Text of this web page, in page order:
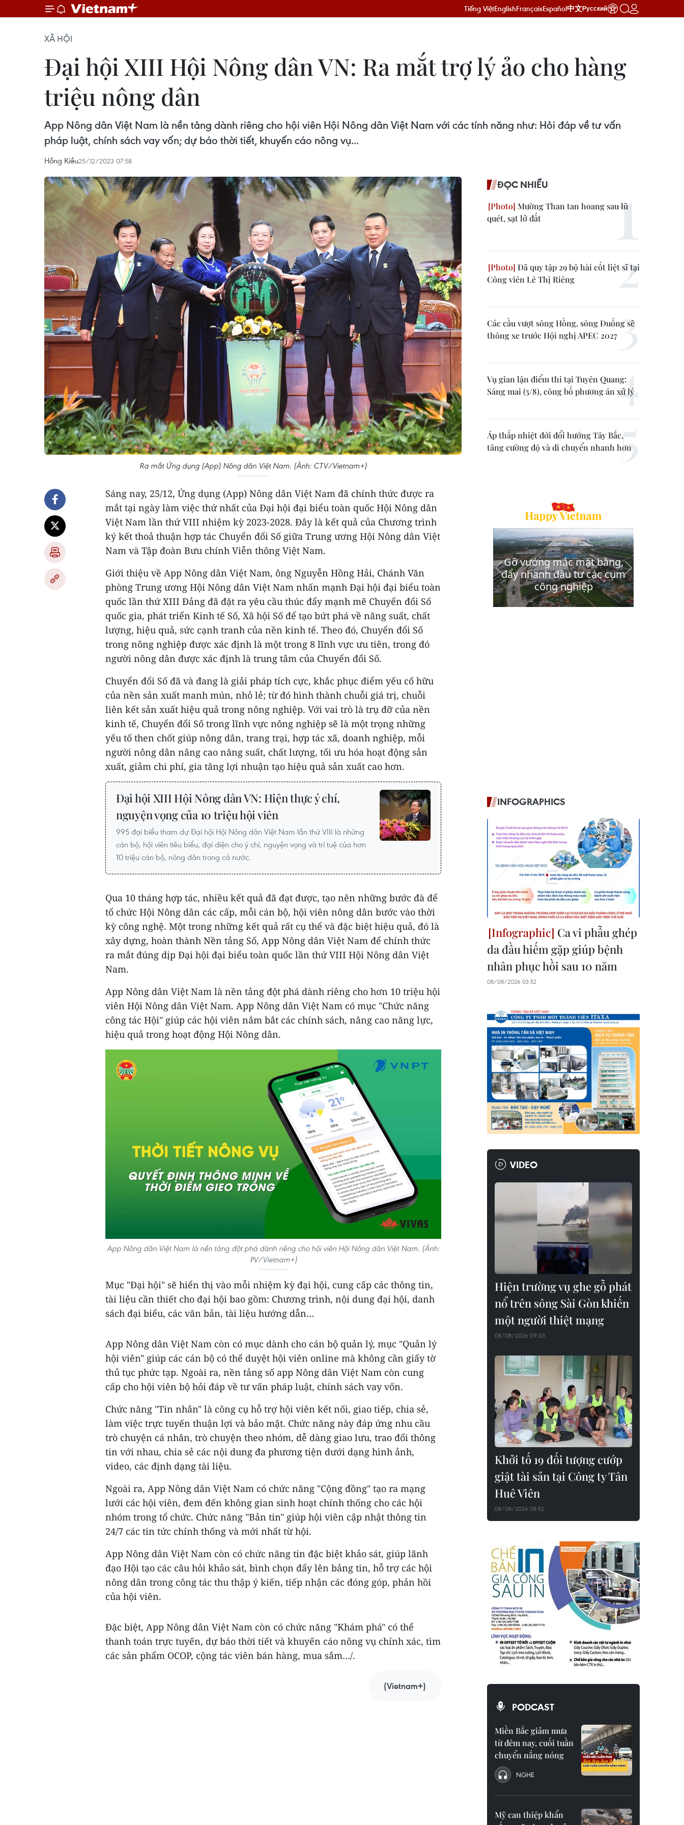
Tiếng ViệtEnglishFrançaisEspañol中文Русский
XÃ HỘI
Đại hội XIII Hội Nông dân VN: Ra mắt trợ lý ảo cho hàng
triệu nông dân
App Nông dân Việt Nam là nền tảng dành riêng cho hội viên Hội Nông dân Việt Nam với các tính năng như: Hỏi đáp về tư vấn
pháp luật, chính sách vay vốn; dự báo thời tiết, khuyến cáo nông vụ...
Hồng Kiều25/12/2023 07:58
Ra mắt Ứng dụng (App) Nông dân Việt Nam. (Ảnh: CTV/Vietnam+)
Sáng nay, 25/12, Ứng dụng (App) Nông dân Việt Nam đã chính thức được ra
mắt tại ngày làm việc thứ nhất của Đại hội đại biểu toàn quốc Hội Nông dân
Việt Nam lần thứ VIII nhiệm kỳ 2023-2028. Đây là kết quả của Chương trình
ký kết thoả thuận hợp tác Chuyển đổi Số giữa Trung ương Hội Nông dân Việt
Nam và Tập đoàn Bưu chính Viễn thông Việt Nam.
Giới thiệu về App Nông dân Việt Nam, ông Nguyễn Hồng Hải, Chánh Văn
phòng Trung ương Hội Nông dân Việt Nam nhấn mạnh Đại hội đại biểu toàn
quốc lần thứ XIII Đảng đã đặt ra yêu cầu thúc đẩy mạnh mẽ Chuyển đổi Số
quốc gia, phát triển Kinh tế Số, Xã hội Số để tạo bứt phá về năng suất, chất
lượng, hiệu quả, sức cạnh tranh của nền kinh tế. Theo đó, Chuyển đổi Số
trong nông nghiệp được xác định là một trong 8 lĩnh vực ưu tiên, trong đó
người nông dân được xác định là trung tâm của Chuyển đổi Số.
Chuyển đổi Số đã và đang là giải pháp tích cực, khắc phục điểm yếu cố hữu
của nền sản xuất manh mún, nhỏ lẻ; từ đó hình thành chuỗi giá trị, chuỗi
liên kết sản xuất hiệu quả trong nông nghiệp. Với vai trò là trụ đỡ của nền
kinh tế, Chuyển đổi Số trong lĩnh vực nông nghiệp sẽ là một trọng những
yếu tố then chốt giúp nông dân, trang trại, hợp tác xã, doanh nghiệp, mỗi
người nông dân nâng cao năng suất, chất lượng, tối ưu hóa hoạt động sản
xuất, giảm chi phí, gia tăng lợi nhuận tạo hiệu quả sản xuất cao hơn.
Đại hội XIII Hội Nông dân VN: Hiện thực ý chí,
nguyện vọng của 10 triệu hội viên
995 đại biểu tham dự Đại hội Hội Nông dân Việt Nam lần thứ VIII là những
cán bộ, hội viên tiêu biểu, đại diện cho ý chí, nguyện vọng và trí tuệ của hơn
10 triệu cán bộ, nông dân trong cả nước.
Qua 10 tháng hợp tác, nhiều kết quả đã đạt được, tạo nên những bước đà để
tổ chức Hội Nông dân các cấp, mỗi cán bộ, hội viên nông dân bước vào thời
kỳ công nghệ. Một trong những kết quả rất cụ thể và đặc biệt hiệu quả, đó là
xây dựng, hoàn thành Nền tảng Số, App Nông dân Việt Nam để chính thức
ra mắt đúng dịp Đại hội đại biểu toàn quốc lần thứ VIII Hội Nông dân Việt
Nam.
App Nông dân Việt Nam là nền tảng đột phá dành riêng cho hơn 10 triệu hội
viên Hội Nông dân Việt Nam. App Nông dân Việt Nam có mục "Chức năng
công tác Hội" giúp các hội viên nắm bắt các chính sách, nâng cao năng lực,
hiệu quả trong hoạt động Hội Nông dân.
App Nông dân Việt Nam là nền tảng đột phá dành riêng cho hội viên Hội Nông dân Việt Nam. (Ảnh:
PV/Vietnam+)
Mục "Đại hội" sẽ hiển thị vào mỗi nhiệm kỳ đại hội, cung cấp các thông tin,
tài liệu cần thiết cho đại hội bao gồm: Chương trình, nội dung đại hội, danh
sách đại biểu, các văn bản, tài liệu hướng dẫn…
App Nông dân Việt Nam còn có mục dành cho cán bộ quản lý, mục "Quản lý
hội viên" giúp các cán bộ có thể duyệt hội viên online mà không cần giấy tờ
thủ tục phức tạp. Ngoài ra, nền tảng số app Nông dân Việt Nam còn cung
cấp cho hội viên bộ hỏi đáp về tư vấn pháp luật, chính sách vay vốn.
Chức năng "Tin nhắn" là công cụ hỗ trợ hội viên kết nối, giao tiếp, chia sẻ,
làm việc trực tuyến thuận lợi và bảo mật. Chức năng này đáp ứng nhu cầu
trò chuyện cá nhân, trò chuyện theo nhóm, dễ dàng giao lưu, trao đổi thông
tin với nhau, chia sẻ các nội dung đa phương tiện dưới dạng hình ảnh,
video, các định dạng tài liệu.
Ngoài ra, App Nông dân Việt Nam có chức năng "Cộng đồng" tạo ra mạng
lưới các hội viên, đem đến không gian sinh hoạt chính thống cho các hội
nhóm trong tổ chức. Chức năng "Bản tin" giúp hội viên cập nhật thông tin
24/7 các tin tức chính thống và mới nhất từ hội.
App Nông dân Việt Nam còn có chức năng tin đặc biệt khảo sát, giúp lãnh
đạo Hội tạo các câu hỏi khảo sát, bình chọn đẩy lên bảng tin, hỗ trợ các hội
nông dân trong công tác thu thập ý kiến, tiếp nhận các đóng góp, phản hồi
của hội viên.
Đặc biệt, App Nông dân Việt Nam còn có chức năng "Khám phá" có thể
thanh toán trực tuyến, dự báo thời tiết và khuyến cáo nông vụ chính xác, tìm
các sản phẩm OCOP, cộng tác viên bán hàng, mua sắm…/.
(Vietnam+)
ĐỌC NHIỀU
Mường Than tan hoang sau lũ
quét, sạt lở đất
Đã quy tập 29 bộ hài cốt liệt sĩ tại
Công viên Lê Thị Riêng
Các cầu vượt sông Hồng, sông Đuống sẽ
thông xe trước Hội nghị APEC 2027
Vụ gian lận điểm thi tại Tuyên Quang:
Sáng mai (5/8), công bố phương án xử lý
Áp thấp nhiệt đới đổi hướng Tây Bắc,
tăng cường độ và di chuyển nhanh hơn
INFOGRAPHICS
Ca vi phẫu ghép
da đầu hiếm gặp giúp bệnh
nhân phục hồi sau 10 năm
08/08/2026 03:52
VIDEO
Hiện trường vụ ghe gỗ phát
nổ trên sông Sài Gòn khiến
một người thiệt mạng
08/08/2026 09:03
Khởi tố 19 đối tượng cướp
giật tài sản tại Công ty Tân
Huê Viên
08/08/2026 08:52
PODCAST
Miền Bắc giảm mưa
từ đêm nay, cuối tuần
chuyển nắng nóng
NGHE
Mỹ can thiệp khẩn